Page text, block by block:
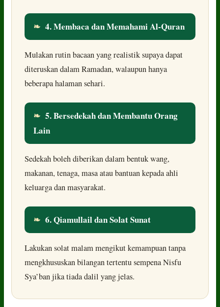
❧ 4. Membaca dan Memahami Al-Quran
Mulakan rutin bacaan yang realistik supaya dapat
diteruskan dalam Ramadan, walaupun hanya
beberapa halaman sehari.
❧ 5. Bersedekah dan Membantu Orang
Lain
Sedekah boleh diberikan dalam bentuk wang,
makanan, tenaga, masa atau bantuan kepada ahli
keluarga dan masyarakat.
❧ 6. Qiamullail dan Solat Sunat
Lakukan solat malam mengikut kemampuan tanpa
mengkhususkan bilangan tertentu sempena Nisfu
Sya’ban jika tiada dalil yang jelas.